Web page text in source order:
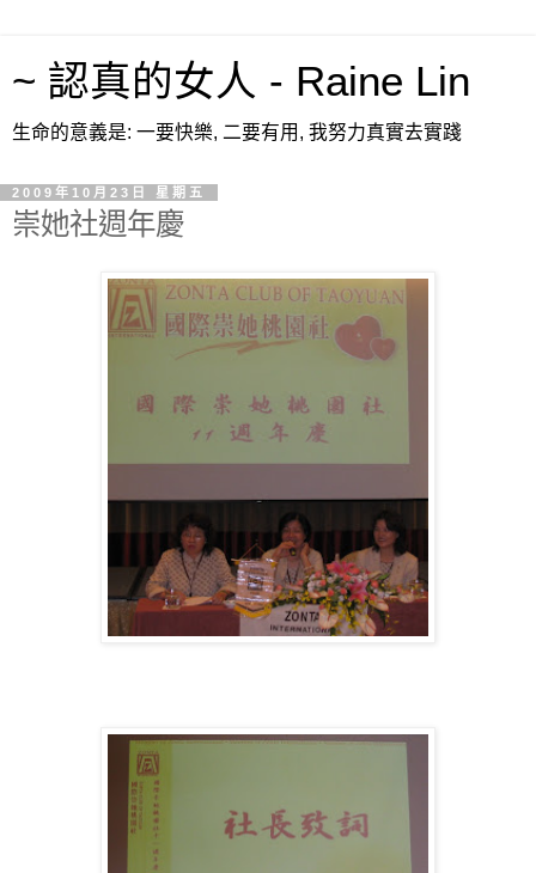
~ 認真的女人 - Raine Lin
生命的意義是: 一要快樂, 二要有用, 我努力真實去實踐
2009年10月23日 星期五
崇她社週年慶